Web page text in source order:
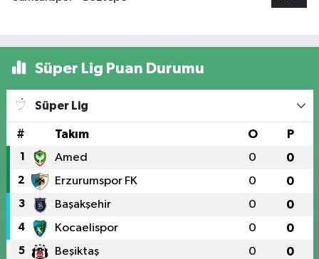
Süper Lig Puan Durumu
Süper Lig
# Takım O P
1 Amed 0 0
2 Erzurumspor FK 0 0
3 Başakşehir 0 0
4 Kocaelispor 0 0
5 Beşiktaş 0 0